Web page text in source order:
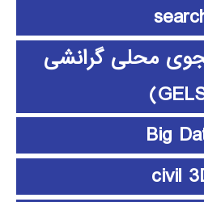
محلی گرانشی
Big
civil